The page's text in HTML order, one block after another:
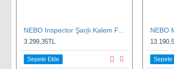
3.299,35TL
Sepete Ekle Sepete